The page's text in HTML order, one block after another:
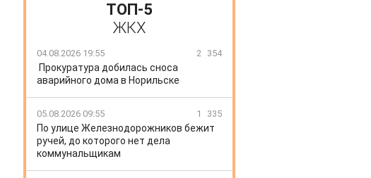
ТОП-5
ЖКХ
04.08.2026 19:55 2 354
Прокуратура добилась сноса
аварийного дома в Норильске
05.08.2026 09:55 1 335
По улице Железнодорожников бежит
ручей, до которого нет дела
коммунальщикам